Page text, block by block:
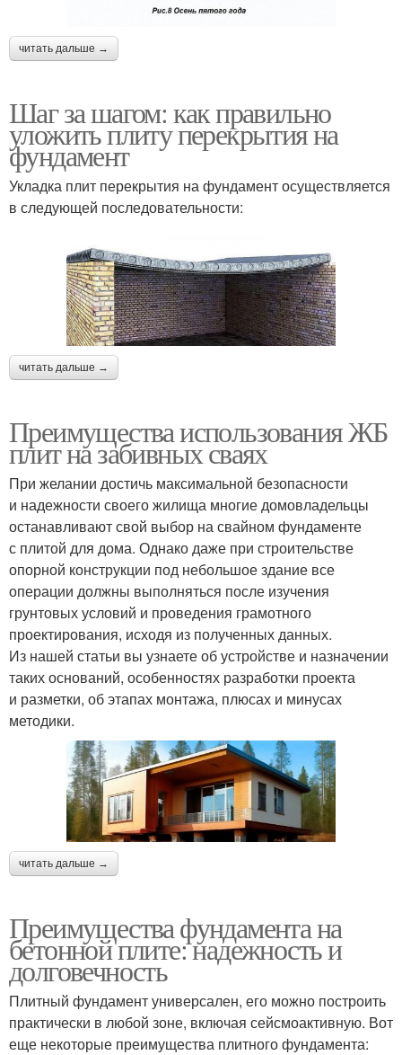
читать дальше →
Шаг за шагом: как правильно
уложить плиту перекрытия на
фундамент
Укладка плит перекрытия на фундамент осуществляется
в следующей последовательности:
читать дальше →
Преимущества использования ЖБ
плит на забивных сваях
При желании достичь максимальной безопасности
и надежности своего жилища многие домовладельцы
останавливают свой выбор на свайном фундаменте
с плитой для дома. Однако даже при строительстве
опорной конструкции под небольшое здание все
операции должны выполняться после изучения
грунтовых условий и проведения грамотного
проектирования, исходя из полученных данных.
Из нашей статьи вы узнаете об устройстве и назначении
таких оснований, особенностях разработки проекта
и разметки, об этапах монтажа, плюсах и минусах
методики.
читать дальше →
Преимущества фундамента на
бетонной плите: надежность и
долговечность
Плитный фундамент универсален, его можно построить
практически в любой зоне, включая сейсмоактивную. Вот
еще некоторые преимущества плитного фундамента: